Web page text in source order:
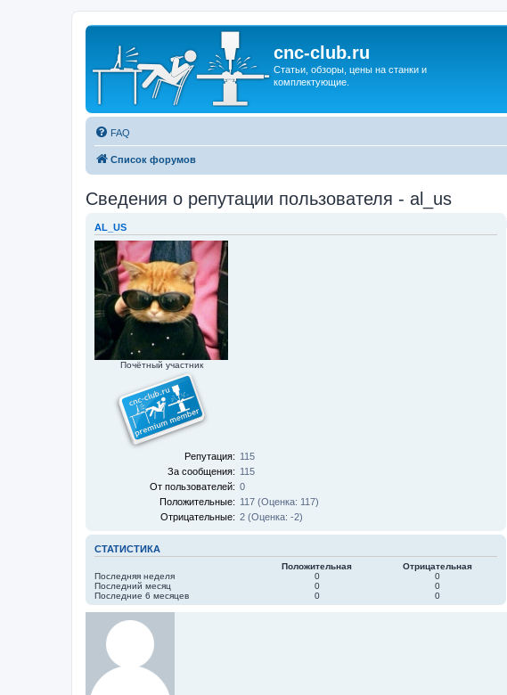
cnc-club.ru
Статьи, обзоры, цены на станки и
комплектующие.
FAQ
Список форумов
Сведения о репутации пользователя - al_us
AL_US
Почётный участник
Репутация: 115
За сообщения: 115
От пользователей: 0
Положительные: 117 (Оценка: 117)
Отрицательные: 2 (Оценка: -2)
СТАТИСТИКА
Положительная
Отрицательная
Последняя неделя
0
0
Последний месяц
0
0
Последние 6 месяцев
0 0